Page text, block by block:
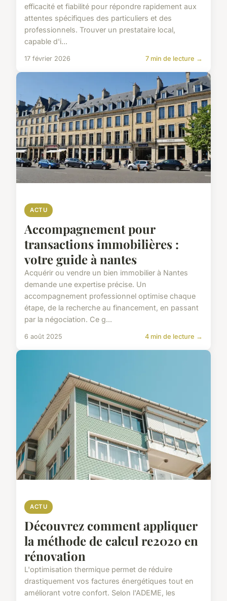
efficacité et fiabilité pour répondre rapidement aux
attentes spécifiques des particuliers et des
professionnels. Trouver un prestataire local,
capable d'i...
17 février 2026 7 min de lecture →
ACTU
Accompagnement pour
transactions immobilières :
votre guide à nantes
Acquérir ou vendre un bien immobilier à Nantes
demande une expertise précise. Un
accompagnement professionnel optimise chaque
étape, de la recherche au financement, en passant
par la négociation. Ce g...
6 août 2025 4 min de lecture →
ACTU
Découvrez comment appliquer
la méthode de calcul re2020 en
rénovation
L'optimisation thermique permet de réduire
drastiquement vos factures énergétiques tout en
améliorant votre confort. Selon l'ADEME, les